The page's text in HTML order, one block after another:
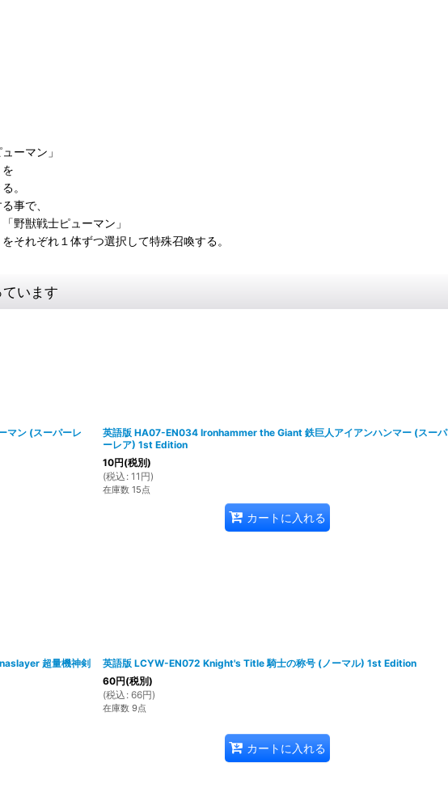
ーマン」
。
事で、
野獣戦士ピューマン」
それぞれ１体ずつ選択して特殊召喚する。
います
マン (スーパーレ
英語版 HA07-EN034 Ironhammer the Giant 鉄巨人アイアンハンマー (スーパ
ーレア) 1st Edition
10円(税別)
(税込 : 11 円)
在庫数 15点
カートに入れる
超量機神剣
英語版 LCYW-EN072 Knight's Title 騎士の称号 (ノーマル) 1st Edition
60円(税別)
(税込 : 66円)
在庫数 9点
カートに入れる